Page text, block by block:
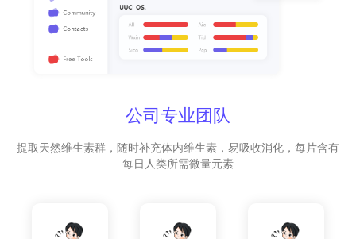
公司专业团队
提取天然维生素群，随时补充体内维生素，易吸收消化，每片含有
每日人类所需微量元素